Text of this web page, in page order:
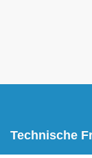
Technische